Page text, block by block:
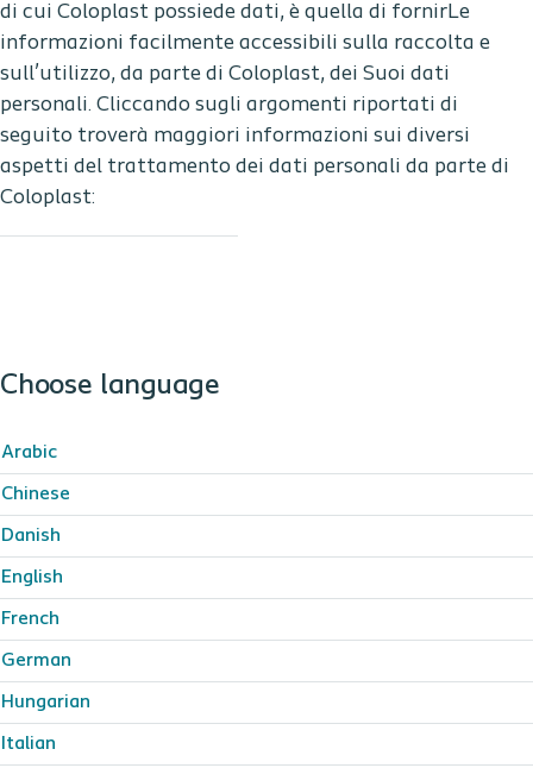
di cui Coloplast possiede dati, è quella di fornirLe
informazioni facilmente accessibili sulla raccolta e
sull’utilizzo, da parte di Coloplast, dei Suoi dati
personali. Cliccando sugli argomenti riportati di
seguito troverà maggiori informazioni sui diversi
aspetti del trattamento dei dati personali da parte di
Coloplast:
Choose language
Arabic
Chinese
Danish
English
French
German
Hungarian
Italian